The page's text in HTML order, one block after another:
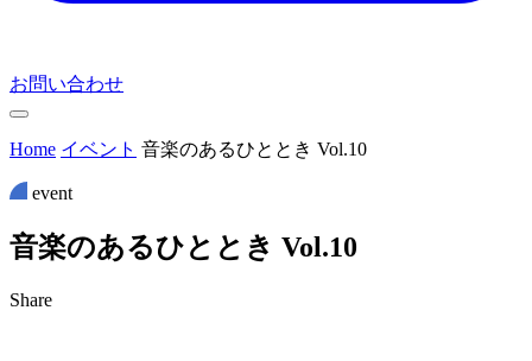
お問い合わせ
Home イベント 音楽のあるひととき Vol.10
event
音楽のあるひと と き Vol.10
Share